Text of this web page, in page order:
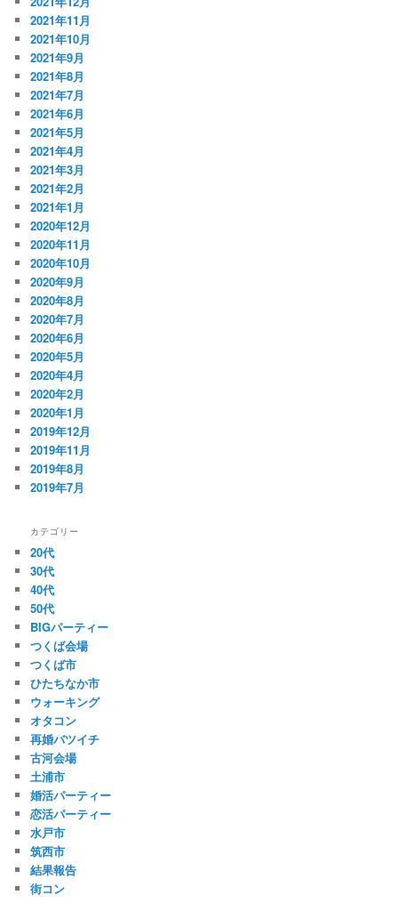
2021年11月
2021年10月
2021年9月
2021年8月
2021年7月
2021年6月
2021年5月
2021年4月
2021年3月
2021年2月
2021年1月
2020年12月
2020年11月
2020年10月
2020年9月
2020年8月
2020年7月
2020年6月
2020年5月
2020年4月
2020年2月
2020年1月
2019年12月
2019年11月
2019年8月
2019年7月
カテゴリー
20代
30代
40代
50代
BIGパーティー
つくば会場
つくば市
ひたちなか市
ウォーキング
オタコン
再婚バツイチ
古河会場
土浦市
婚活パーティー
恋活パーティー
水戸市
筑西市
結果報告
街コン